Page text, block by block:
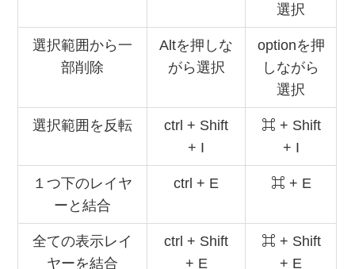
選択
選択範囲から一
部削除
Altを押しな
がら選択
optionを押
しながら
選択
選択範囲を反転
ctrl + Shift
+ I
⌘ + Shift
+ I
１つ下のレイヤ
ーと結合
ctrl + E ⌘ + E
全ての表示レイ
ヤーを結合
ctrl + Shift
+ E
⌘ + Shift
+ E